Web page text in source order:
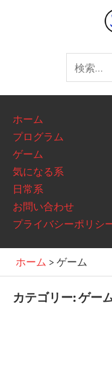
へ
索:
ホーム
プログラム
ゲーム
気になる系
日常系
お問い合わせ
プライバシーポリシ
ホーム > ゲーム
カテゴリー:ゲー